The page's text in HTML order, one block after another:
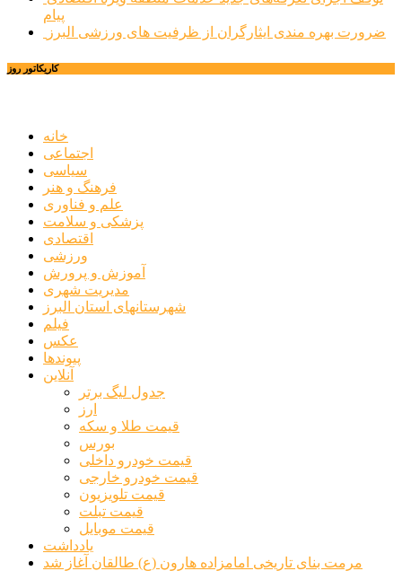
پیام
ضرورت بهره مندی ایثارگران از ظرفیت های ورزشی البرز
کاریکاتور روز
خانه
اجتماعی
سیاسی
فرهنگ و هنر
علم و فناوری
پزشکی و سلامت
اقتصادی
ورزشی
آموزش و پرورش
مدیریت شهری
شهرستانهای استان البرز
فیلم
عکس
پیوندها
آنلاین
جدول لیگ برتر
ارز
قیمت طلا و سکه
بورس
قیمت خودرو داخلی
قیمت خودرو خارجی
قیمت تلویزیون
قیمت تبلت
قیمت موبایل
یادداشت
مرمت بنای تاریخی امامزاده هارون (ع) طالقان آغاز شد